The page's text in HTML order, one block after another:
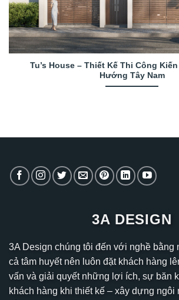
Tu’s House – Thiết Kế Thi Công
Hướng Tây Nam
3A DESIGN
3A Design chúng tôi đến với nghề bằng
cả tâm huyết nên luôn đặt khách hàng
vấn và giải quyết những lợi ích, sự băn
khách hàng khi thiết kế – xây dựng ngôi